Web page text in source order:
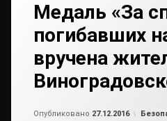
Медаль «За
погибавших
вручена
Опубликовано 27.12.2016